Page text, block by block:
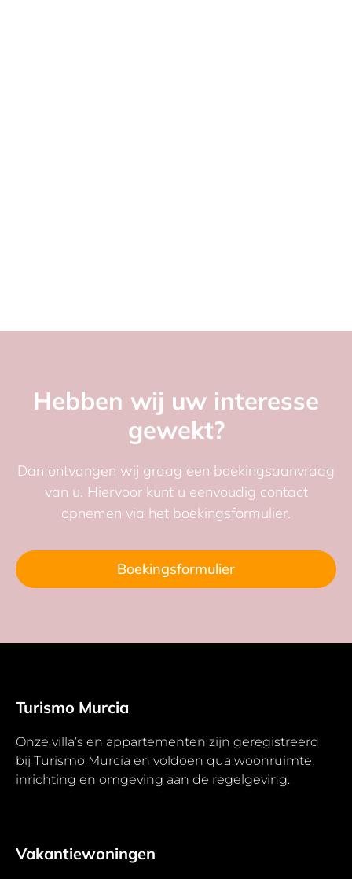
Hebben wij uw interesse
gewekt?
Dan ontvangen wij graag een boekingsaanvraag
van u. Hiervoor kunt u eenvoudig contact
opnemen via het boekingsformulier.
Boekingsformulier
Turismo Murcia
Onze villa’s en appartementen zijn geregistreerd
bij Turismo Murcia en voldoen qua woonruimte,
inrichting en omgeving aan de regelgeving.
Vakantiewoningen